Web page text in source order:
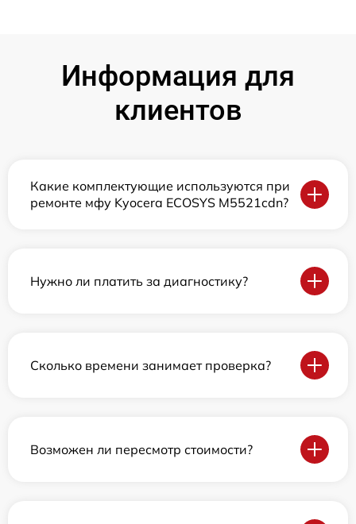
Информация для
клиентов
Какие комплектующие используются при
ремонте мфу Kyocera ECOSYS M5521cdn?
Нужно ли платить за диагностику?
Сколько времени занимает проверка?
Возможен ли пересмотр стоимости?